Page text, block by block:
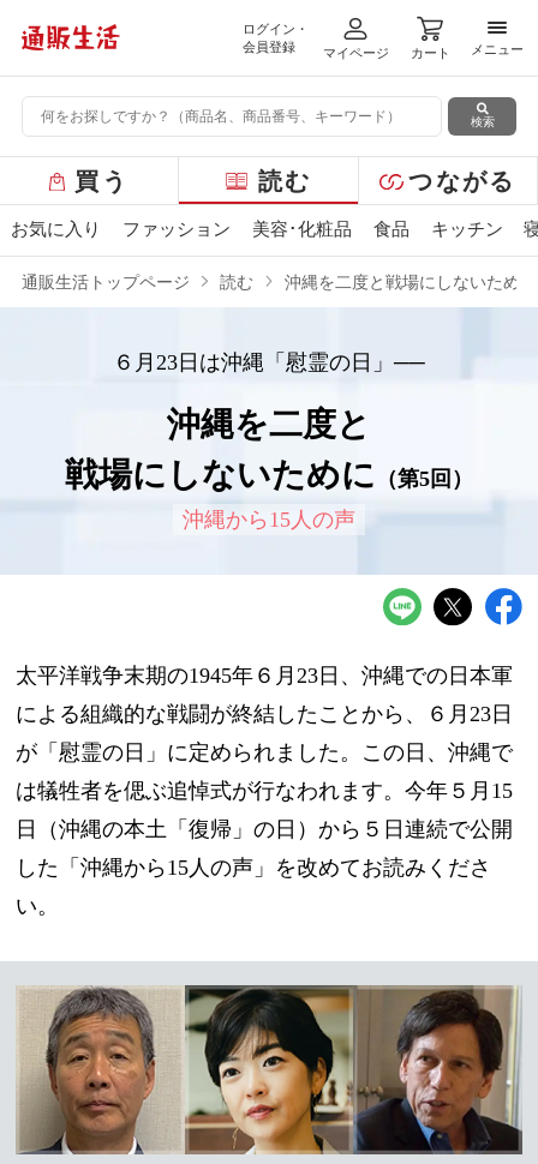
ログイン・
会員登録
マイページ カート
メニ
メニュー
検索
ー
バ
買う 読む つながる
お気に入り ファッション 美容･化粧品 食品 キッチン
通販生活トップページ 読む 沖縄を二度と戦場にしないため
６月23日は沖縄「慰霊の日」──
沖縄を二度と
戦場にしないために （第5回）
沖縄から15人の声
太平洋戦争末期の1945年６月23日、沖縄での日本軍
による組織的な戦闘が終結したことから、６月23日
が「慰霊の日」に定められました。この日、沖縄で
は犠牲者を偲ぶ追悼式が行なわれます。今年５月15
日（沖縄の本土「復帰」の日）から５日連続で公開
した「沖縄から15人の声」を改めてお読みくださ
い。